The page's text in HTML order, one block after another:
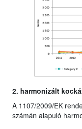
2. harmonizált
A 1107/2009/EK
számán alapuló